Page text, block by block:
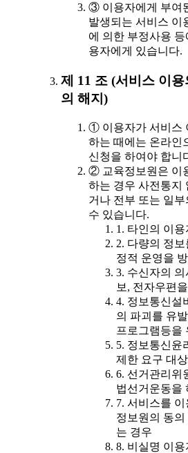
③ 이용자에게 부여
발생되는 서비스 이
에 의한 부정사용 등
용자에게 있습니다.
제 11 조 (서비스 이
의 해지)
① 이용자가 서비스
하는 때에는 온라인
신청을 하여야 합니
② 교육정보원은 이
하는 경우 사전통지
거나 전부 또는 일
수 있습니다.
1. 타인의 이
2. 다량의 정
정적 운영을
3. 수신자의
보, 전자우편
4. 정보통신설
의 파괴를 유
프로그램등을
5. 정보통신윤
제한 요구 대
6. 선거관리위
법선거운동을
7. 서비스를
정보원의 동
는 경우
8. 비실명 이